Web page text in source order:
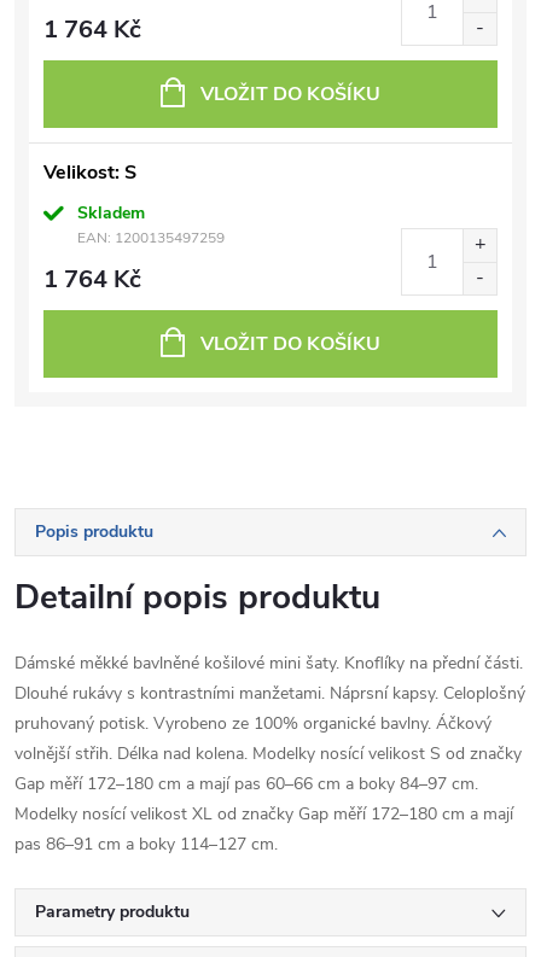
1 764 Kč
VLOŽIT DO KOŠÍKU
Velikost: S
Skladem
EAN: 1200135497259
1 764 Kč
VLOŽIT DO KOŠÍKU
Popis produktu
Detailní popis produktu
Dámské měkké bavlněné košilové mini šaty. Knoflíky na přední části.
Dlouhé rukávy s kontrastními manžetami. Náprsní kapsy. Celoplošný
pruhovaný potisk. Vyrobeno ze 100% organické bavlny. Áčkový
volnější střih. Délka nad kolena. Modelky nosící velikost S od značky
Gap měří 172–180 cm a mají pas 60–66 cm a boky 84–97 cm.
Modelky nosící velikost XL od značky Gap měří 172–180 cm a mají
pas 86–91 cm a boky 114–127 cm.
Parametry produktu